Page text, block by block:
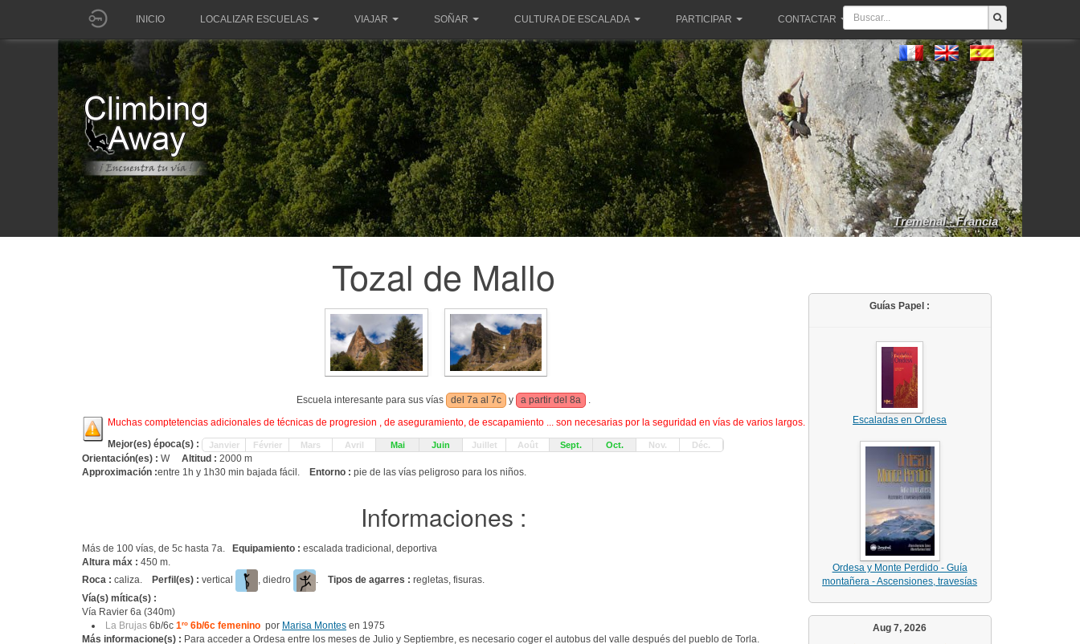
INICIO LOCALIZAR ESCUELAS VIAJAR SOÑAR CULTURA DE ESCALADA PARTICIPAR CONTACTAR
Tréménal - Francia
Tozal de Mallo
Escuela interesante para sus vías del 7a al 7c y a partir del 8a
.
Muchas comptetencias adicionales de técnicas de progresion , de aseguramiento, de escapamiento ... son necesarias por la seguridad en vías de varios largos.
Mejor(es) época(s) :
Janvier Février Mars Avril Mai Juin Juillet Août Sept. Oct. Nov. Déc.
Orientación(es) : W Altitud : 2000 m
Approximación :entre 1h y 1h30 min bajada fácil. Entorno : pie de las vías peligroso para los niños.
Informaciones :
Más de 100 vías, de 5c hasta 7a. Equipamiento : escalada tradicional, deportiva
Altura máx : 450 m.
Roca : caliza. Perfil(es) : vertical , diedro . Tipos de agarres : regletas, fisuras.
Vía(s) mítica(s) :
Vía Ravier 6a (340m)
La Brujas 6b/6c 1ro 6b/6c femenino por Marisa Montes en 1975
Más informacione(s) : Para acceder a Ordesa entre los meses de Julio y Septiembre, es necesario coger el autobus del valle después del pueblo de Torla.
Guías Papel :
Escaladas en Ordesa
Ordesa y Monte Perdido - Guía
montañera - Ascensiones, travesías
Aug 7, 2026